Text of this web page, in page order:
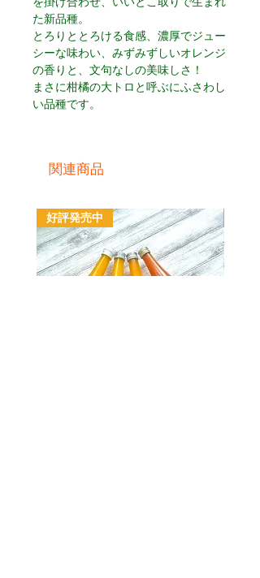
た新品種。
とろりととろける食感、濃厚でジュー
シーな味わい、みずみずしいオレンジ
の香りと、文句なしの美味しさ！
まさに柑橘の大トロと呼ぶにふさわし
い品種です。
関連商品
好評発売中